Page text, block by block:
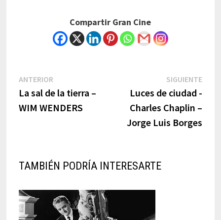
Compartir Gran Cine
Navegación
de
ANTERIOR
post:
La sal de la tierra –
WIM WENDERS
SIGUIENTENext
post:
Luces de ciudad -
Charles Chaplin –
Jorge Luis Borges
TAMBIÉN PODRÍA INTERESARTE